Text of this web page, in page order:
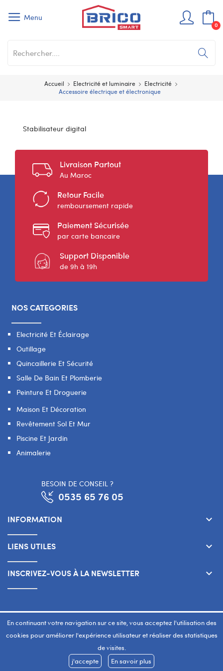
En continuant votre navigation sur ce site, vous acceptez l'utilisation des
cookies pour améliorer l'expérience utilisateur et réaliser des statistiques
de visites.
j'accepte
En savoir plus
Menu
0
Accueil Electricité et luminaire
Electricité
Accessoire électrique et électronique
Stabilisateur digital
Livraison Partout
Au Maroc
Retour Facile
remboursement rapide
Paiement Sécurisée
par carte bancaire
Support Disponible
de 9h à 19h
NOS CATEGORIES
Electricité Et Éclairage
Outillage
Quincaillerie Et Sécurité
Salle De Bain Et Plomberie
Peinture Et Droguerie
Maison Et Décoration
Revêtement Sol Et Mur
Piscine Et Jardin
Animalerie
BESOIN DE CONSEIL ?
0535 65 76 05
INFORMATION keyboard_arrow_down
LIENS UTILES keyboard_arrow_down
INSCRIVEZ-VOUS À LA NEWSLETTER keyboard_arrow_down
Copyright 2026 © SMART WAY Tous droits réservés.
www.smart-way.ma